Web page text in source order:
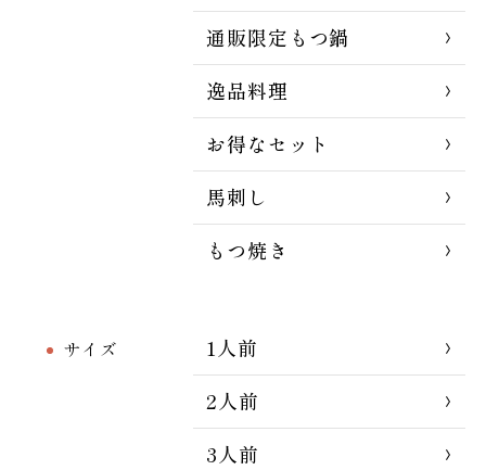
通販限定もつ鍋
逸品料理
お得なセット
馬刺し
もつ焼き
サイズ
1人前
2人前
3人前